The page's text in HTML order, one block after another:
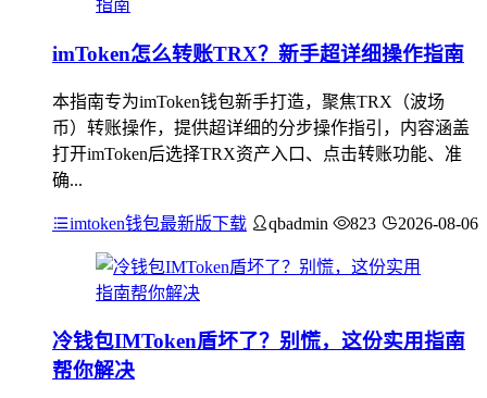
imToken怎么转账TRX？新手超详细操作指南
本指南专为imToken钱包新手打造，聚焦TRX（波场
币）转账操作，提供超详细的分步操作指引，内容涵盖
打开imToken后选择TRX资产入口、点击转账功能、准
确...
imtoken钱包最新版下载 qbadmin 823 2026-08-06
冷钱包IMToken盾坏了？别慌，这份实用指南
帮你解决